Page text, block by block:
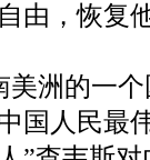
由，恢复
美洲的一
国人民最